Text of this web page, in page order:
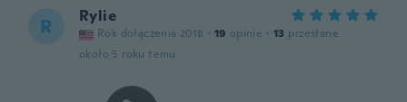
R Rylie
Rok dołączenia 2018 · 19 opinie · 13 przesłane
około 5 roku temu